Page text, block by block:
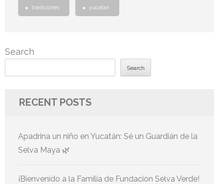
tradiciones yucatan
Search
Search
RECENT POSTS
Apadrina un niño en Yucatán: Sé un Guardián de la
Selva Maya 🌿
¡Bienvenido a la Familia de Fundación Selva Verde!